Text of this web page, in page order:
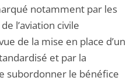
notamment par les
l’aviation civile
de la mise en place d’un
et par la
subordonner le bénéfice